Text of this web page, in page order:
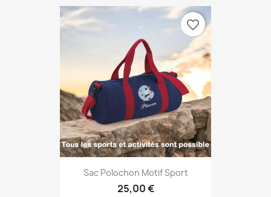
Sac Polochon Motif Sport
25,00 €
favorite_border